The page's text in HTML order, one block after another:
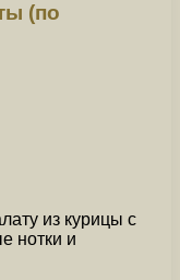
(по
из курицы с
нотки и